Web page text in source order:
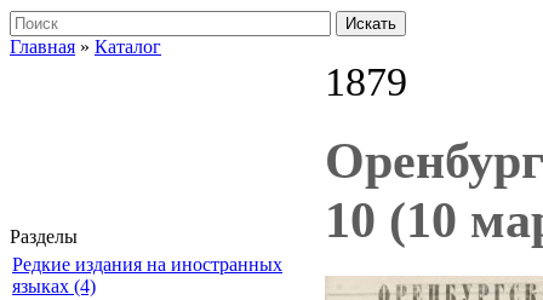
Искать
Главная » Каталог
Разделы
Редкие издания на иностранных
языках (4)
1879
10 (10